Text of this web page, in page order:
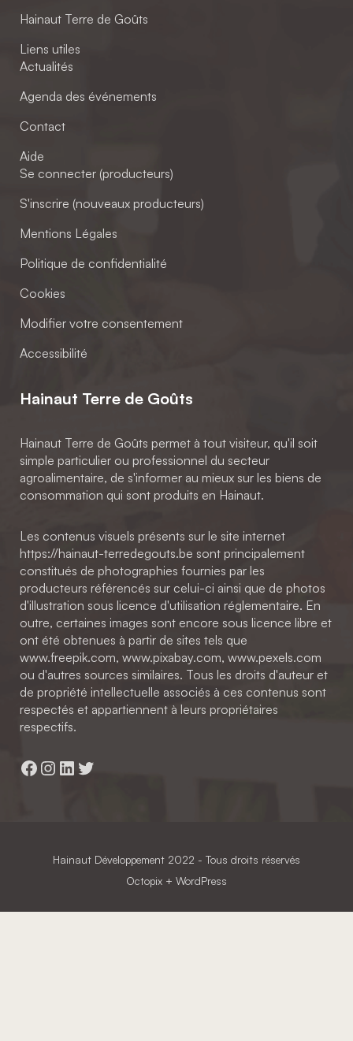
Hainaut Terre de Goûts
Liens utiles
Actualités
Agenda des événements
Contact
Aide
Se connecter (producteurs)
S'inscrire (nouveaux producteurs)
Mentions Légales
Politique de confidentialité
Cookies
Modifier votre consentement
Accessibilité
Hainaut Terre de Goûts
Hainaut Terre de Goûts permet à tout visiteur, qu'il soit
simple particulier ou professionnel du secteur
agroalimentaire, de s'informer au mieux sur les biens de
consommation qui sont produits en Hainaut.
Les contenus visuels présents sur le site internet
https://hainaut-terredegouts.be sont principalement
constitués de photographies fournies par les
producteurs référencés sur celui-ci ainsi que de photos
d'illustration sous licence d'utilisation réglementaire. En
outre, certaines images sont encore sous licence libre et
ont été obtenues à partir de sites tels que
www.freepik.com, www.pixabay.com, www.pexels.com
ou d'autres sources similaires. Tous les droits d'auteur et
de propriété intellectuelle associés à ces contenus sont
respectés et appartiennent à leurs propriétaires
respectifs.
Facebook
Instagram
LinkedIn
Twitter
Hainaut Développement 2022 - Tous droits réservés
Octopix + WordPress